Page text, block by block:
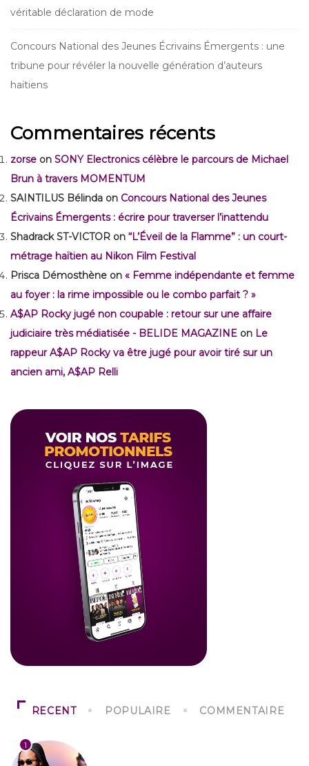
véritable déclaration de mode
Concours National des Jeunes Écrivains Émergents : une
tribune pour révéler la nouvelle génération d’auteurs
haïtiens
Commentaires récents
zorse on SONY Electronics célèbre le parcours de Michael
Brun à travers MOMENTUM
SAINTILUS Bélinda on Concours National des Jeunes
Écrivains Émergents : écrire pour traverser l’inattendu
Shadrack ST-VICTOR on “L’Éveil de la Flamme” : un court-
métrage haïtien au Nikon Film Festival
Prisca Démosthène on « Femme indépendante et femme
au foyer : la rime impossible ou le combo parfait ? »
A$AP Rocky jugé non coupable : retour sur une affaire
judiciaire très médiatisée - BELIDE MAGAZINE on Le
rappeur A$AP Rocky va être jugé pour avoir tiré sur un
ancien ami, A$AP Relli
RECENT POPULAIRE COMMENTAIRE
1